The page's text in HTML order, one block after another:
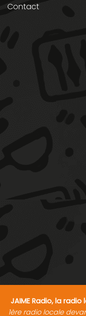
Contact
JAIME Radio, la radio
1ère radio locale